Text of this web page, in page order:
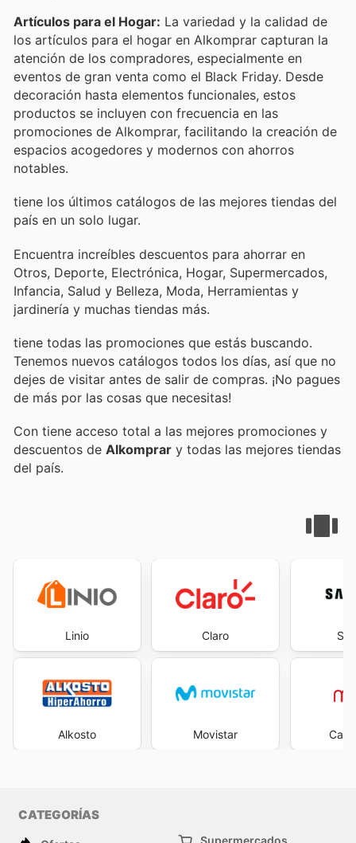
Artículos para el Hogar: La variedad y la calidad de
los artículos para el hogar en Alkomprar capturan la
atención de los compradores, especialmente en
eventos de gran venta como el Black Friday. Desde
decoración hasta elementos funcionales, estos
productos se incluyen con frecuencia en las
promociones de Alkomprar, facilitando la creación de
espacios acogedores y modernos con ahorros
notables.
tiene los últimos catálogos de las mejores tiendas del
país en un solo lugar.
Encuentra increíbles descuentos para ahorrar en
Otros, Deporte, Electrónica, Hogar, Supermercados,
Infancia, Salud y Belleza, Moda, Herramientas y
jardinería y muchas tiendas más.
tiene todas las promociones que estás buscando.
Tenemos nuevos catálogos todos los días, así que no
dejes de visitar antes de salir de compras. ¡No pagues
de más por las cosas que necesitas!
Con tiene acceso total a las mejores promociones y
descuentos de Alkomprar y todas las mejores tiendas
del país.
Linio
Alkosto
Claro
Movistar
CATEGORÍAS